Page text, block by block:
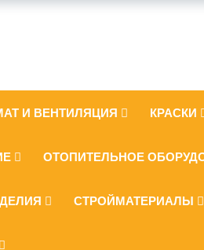
И ВЕНТИЛЯЦИЯ КРАСКИ
ОТОПИТЕЛЬНОЕ
СТРОЙМАТЕРИАЛЫ